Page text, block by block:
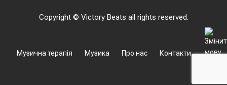
Copyright © Victory Beats all rights reserved.
Музична терапія Музика Про нас Контакти